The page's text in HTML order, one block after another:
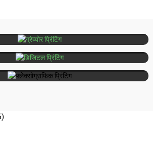
डिलीवरी
मध्यम से बड़ी मात्रा, टिकाऊ सामग्री, तेजी से
सूखने वाला